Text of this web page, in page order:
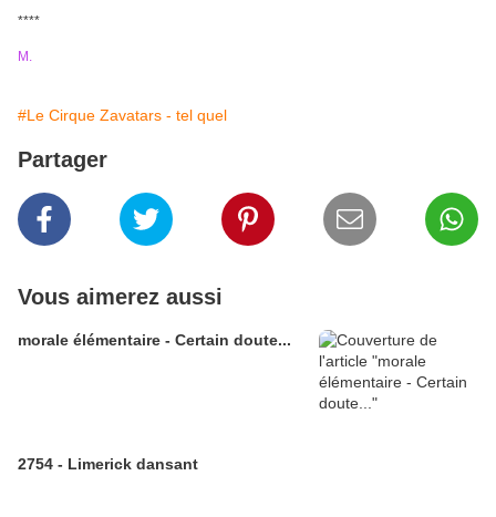
****
M.
#Le Cirque Zavatars - tel quel
Partager
Vous aimerez aussi
morale élémentaire - Certain doute...
2754 - Limerick dansant